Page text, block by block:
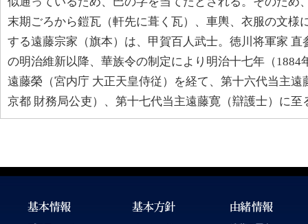
末期ごろから鎧瓦（軒先に葺く瓦）、車輿、衣服の文様
する遠藤宗家（旗本）は、甲賀百人武士。徳川将軍家
の明治維新以降、華族令の制定により明治十七年（
遠藤榮（宮内庁 大正天皇侍従）を経て、第十六代当主
京都 財務局公吏）、第十七代当主遠藤寛（辯護士）に至